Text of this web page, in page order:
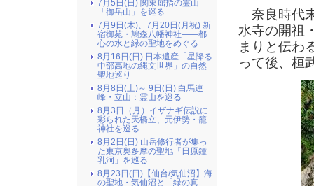
奈良時代
水寺の開祖
まりと伝わ
って後、桓
7月5日(日) 関東屈指の霊山
「御岳山」を巡る
7月9日(木)、7月20日(月祝) 新
宿御苑・鳩森八幡神社――都
心の水と緑の聖地をめぐる
8月16日(日) 日本遺産「星降る
中部高地の縄文世界」の自然
聖地巡り
8月8日(土)～ 9日(日) 白馬連
峰・立山：霊山を巡る
8月3日（月）イザナギ伝説に
彩られた天橋立、元伊勢・籠
神社を巡る
8月2日(日) 山岳修行者が集っ
た東京奥多摩の聖地「日原鍾
乳洞」を巡る
8月23日(日)【仙台/気仙沼】海
の聖地・気仙沼と「緑の真